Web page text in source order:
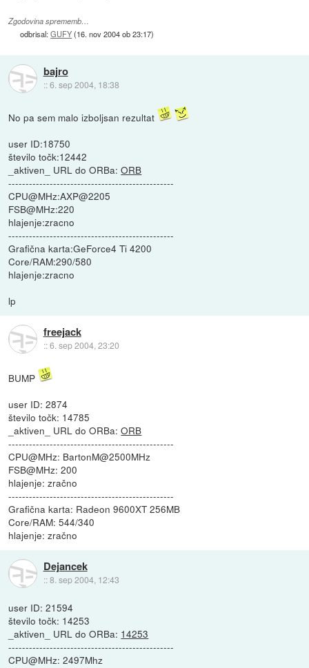
Zgodovina sprememb…
odbrisal:GUFY(16. nov 2004 ob 23:17)
bajro
::6. sep 2004, 18:38
No pa sem malo izboljsan rezultat
user ID:18750
število točk:12442
_aktiven_ URL do ORBa:ORB
------------------------------------------------
CPU@MHz:AXP@2205
FSB@MHz:220
hlajenje:zracno
------------------------------------------------
Grafična karta:GeForce4 Ti 4200
Core/RAM:290/580
hlajenje:zracno
lp
freejack
::6. sep 2004, 23:20
BUMP
user ID: 2874
število točk: 14785
_aktiven_ URL do ORBa:ORB
------------------------------------------------
CPU@MHz: BartonM@2500MHz
FSB@MHz: 200
hlajenje: zračno
------------------------------------------------
Grafična karta: Radeon 9600XT 256MB
Core/RAM: 544/340
hlajenje: zračno
Dejancek
::8. sep 2004, 12:43
user ID: 21594
število točk: 14253
_aktiven_ URL do ORBa: 14253
------------------------------------------------
CPU@MHz: 2497Mhz